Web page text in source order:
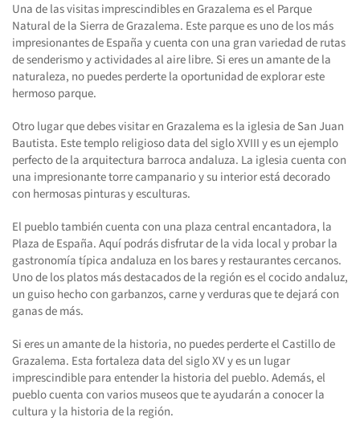
Una de las visitas imprescindibles en Grazalema es el Parque
Natural de la Sierra de Grazalema. Este parque es uno de los más
impresionantes de España y cuenta con una gran variedad de rutas
de senderismo y actividades al aire libre. Si eres un amante de la
naturaleza, no puedes perderte la oportunidad de explorar este
hermoso parque.
Otro lugar que debes visitar en Grazalema es la iglesia de San Juan
Bautista. Este templo religioso data del siglo XVIII y es un ejemplo
perfecto de la arquitectura barroca andaluza. La iglesia cuenta con
una impresionante torre campanario y su interior está decorado
con hermosas pinturas y esculturas.
El pueblo también cuenta con una plaza central encantadora, la
Plaza de España. Aquí podrás disfrutar de la vida local y probar la
gastronomía típica andaluza en los bares y restaurantes cercanos.
Uno de los platos más destacados de la región es el cocido andaluz,
un guiso hecho con garbanzos, carne y verduras que te dejará con
ganas de más.
Si eres un amante de la historia, no puedes perderte el Castillo de
Grazalema. Esta fortaleza data del siglo XV y es un lugar
imprescindible para entender la historia del pueblo. Además, el
pueblo cuenta con varios museos que te ayudarán a conocer la
cultura y la historia de la región.